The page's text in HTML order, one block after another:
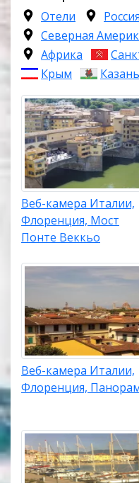
Отели Россия
Северная
Африка
Крым
Казань
Веб-камера Италии,
Флоренция, Мост
Понте Веккьо
Веб-камера Италии,
Флоренция,